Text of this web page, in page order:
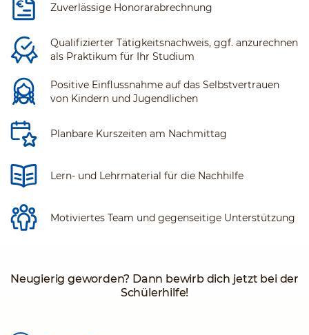
Zuverlässige Honorarabrechnung
Qualifizierter Tätigkeitsnachweis, ggf. anzurechnen
als Praktikum für Ihr Studium
Positive Einflussnahme auf das Selbstvertrauen
von Kindern und Jugendlichen
Planbare Kurszeiten am Nachmittag
Lern- und Lehrmaterial für die Nachhilfe
Motiviertes Team und gegenseitige Unterstützung
Neugierig geworden? Dann bewirb dich jetzt bei der
Schülerhilfe!